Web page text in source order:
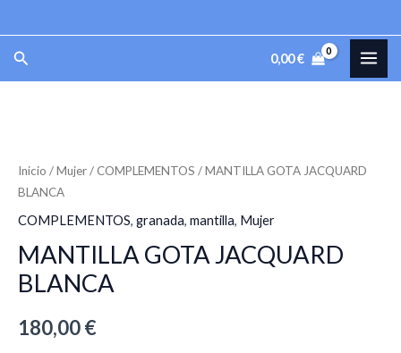
al
contenido
Buscar 0,00€
Inicio /Mujer/ COMPLEMENTOS / MANTILLA GOTA JACQUARD
BLANCA
COMPLEMENTOS, granada, mantilla, Mujer
MANTILLA GOTA JACQUARD
BLANCA
180,00€
JACQUARD
BLANCA
cantidad
cantidad